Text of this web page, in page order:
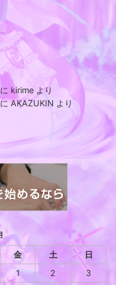
に kirime より
にAKAZUKIN より
金 土
日
1
2
3